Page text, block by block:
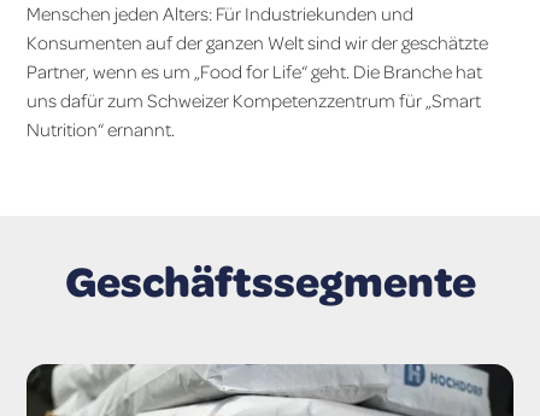
Menschen jeden Alters: Für Industriekunden und
Konsumenten auf der ganzen Welt sind wir der geschätzte
Partner, wenn es um „Food for Life“ geht. Die Branche hat
uns dafür zum Schweizer Kompetenzzentrum für „Smart
Nutrition“ ernannt.
Geschäfts­segmente